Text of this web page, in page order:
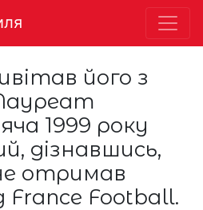
його з
1999 року
дізнавшись,
отримав
France Football.